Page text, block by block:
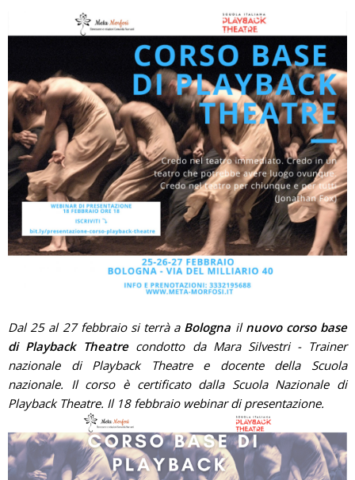
Dal 25 al 27 febbraio si terrà a Bologna il nuovo corso base
di Playback Theatrecondotto da Mara Silvestri - Trainer
nazionale di Playback Theatre e docente della Scuola
nazionale. Il corso è certificato dalla Scuola Nazionale di
Playback Theatre. Il 18 febbraio webinar di presentazione.